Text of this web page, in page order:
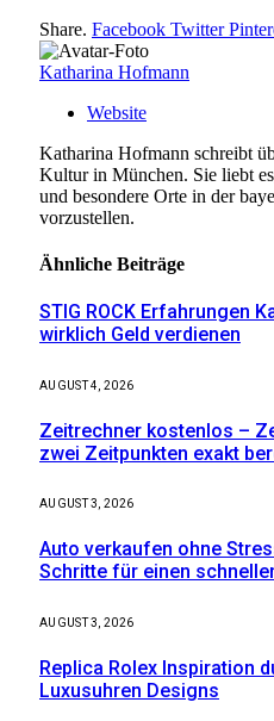
Share. Facebook Twitter
Katharina Hofmann
Website
Katharina Hofmann schreibt
Kultur in München. Sie liebt
und besondere Orte in der
vorzustellen.
Ähnliche Beiträge
STIG ROCK Erfahrungen
wirklich Geld verdienen
AUGUST 4, 2026
Zeitrechner kostenlos –
zwei Zeitpunkten exakt
AUGUST 3, 2026
Auto verkaufen ohne
Schritte für einen
AUGUST 3, 2026
Replica Rolex Inspiration
Luxusuhren Designs